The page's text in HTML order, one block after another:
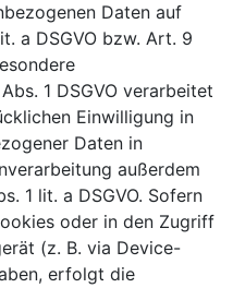
Daten auf
a DSGVO bzw. Art. 9
1 DSGVO verarbeitet
Einwilligung in
Daten in
außerdem
1 lit. a DSGVO. Sofern
oder in den Zugriff
(z. B. via Device-
erfolgt die